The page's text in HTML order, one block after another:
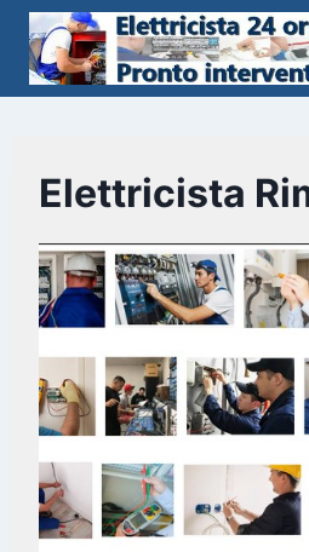
Salta
contenuto
Elettricista